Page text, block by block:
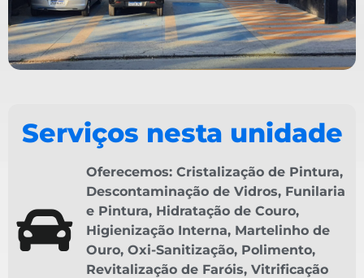
Serviços nesta unidade
Oferecemos: Cristalização de Pintura,
Descontaminação de Vidros, Funilaria
e Pintura, Hidratação de Couro,
Higienização Interna, Martelinho de
Ouro, Oxi-Sanitização, Polimento,
Revitalização de Faróis, Vitrificação